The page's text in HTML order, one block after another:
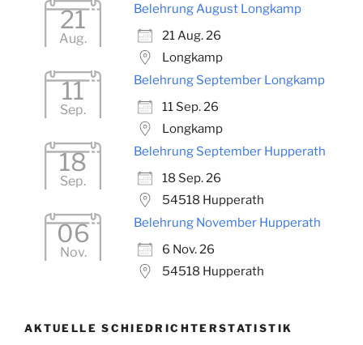
21
Aug.
Belehrung August Longkamp
21 Aug. 26
Longkamp
11
Sep.
Belehrung September Longkamp
11 Sep. 26
Longkamp
18
Sep.
Belehrung September Hupperath
18 Sep. 26
54518 Hupperath
06
Nov.
Belehrung November Hupperath
6 Nov. 26
54518 Hupperath
AKTUELLE SCHIEDRICHTERSTATISTIK